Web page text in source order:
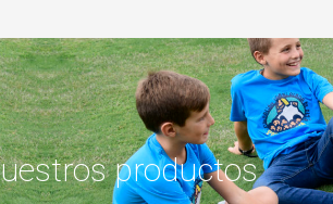
productos